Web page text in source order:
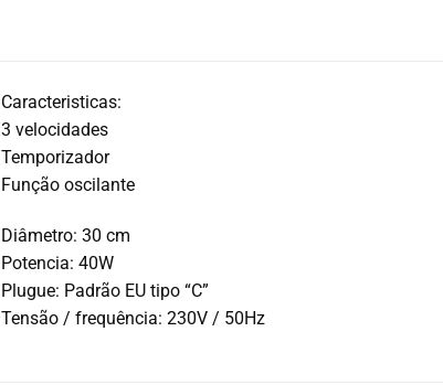
Caracteristicas:
3 velocidades
Temporizador
Função oscilante
Diâmetro: 30 cm
Potencia: 40W
Plugue: Padrão EU tipo “C”
Tensão / frequência: 230V / 50Hz